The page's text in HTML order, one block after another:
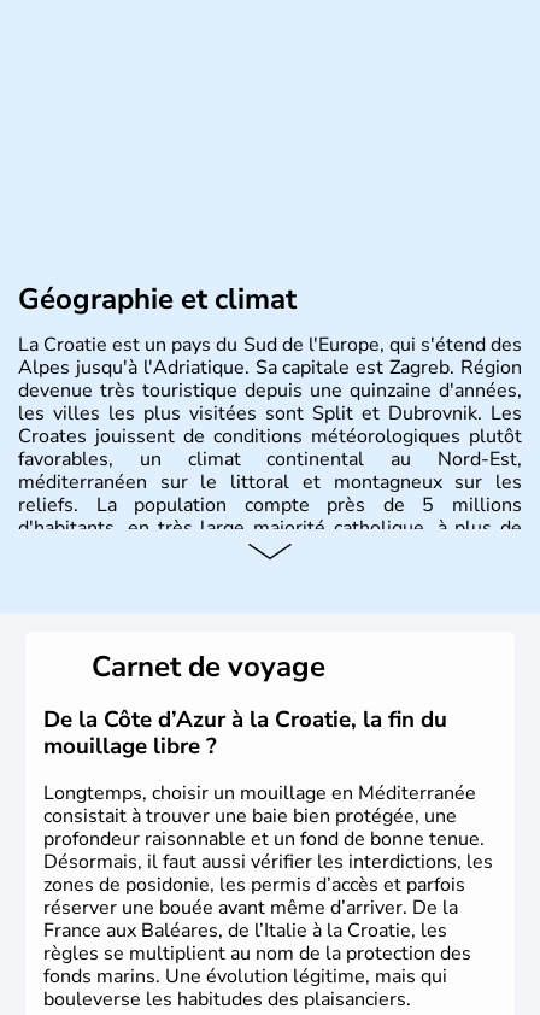
Géographie et climat
La Croatie est un pays du Sud de l'Europe, qui s'étend des
Alpes jusqu'à l'Adriatique. Sa capitale est Zagreb. Région
devenue très touristique depuis une quinzaine d'années,
les villes les plus visitées sont Split et Dubrovnik. Les
Croates jouissent de conditions météorologiques plutôt
favorables, un climat continental au Nord-Est,
méditerranéen sur le littoral et montagneux sur les
reliefs. La population compte près de 5 millions
d'habitants, en très large majorité catholique, à plus de
Alpes jusqu’à l’Adriatique. Sa capitale est
devenue très touristique depuis une quinzaine d’années,
les villes les plus visitées s’appellentSplitet Dubrovnik
Plus de neuf millions de personnes transitent chaque
année par le pays.
Carnet de voyage
De la Côte d’Azur à la Croatie, la fin du
mouillage libre ?
Longtemps, choisir un mouillage en Méditerranée
consistait à trouver une baie bien protégée, une
profondeur raisonnable et un fond de bonne tenue.
Désormais, il faut aussi vérifier les interdictions, les
zones de posidonie, les permis d’accès et parfois
réserver une bouée avant même d’arriver. De la
France aux Baléares, de l’Italie à la Croatie, les
règles se multiplient au nom de la protection des
fonds marins. Une évolution légitime, mais qui
bouleverse les habitudes des plaisanciers.